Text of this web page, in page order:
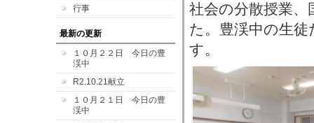
行事
最新の更新
１０月２２日 今日の豊
渓中
R2.10.21献立
１０月２１日 今日の豊
渓中
社会の分散授業、
た。豊渓中の生
す。